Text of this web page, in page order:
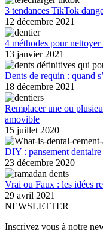
3 tendances TikTok
12 décembre 2021
4 méthodes pour
13 janvier 2021
Dents de requin : quand
18 décembre 2021
Remplacer une ou
amovible
15 juillet 2020
DIY : pansement dentaire
23 décembre 2020
Vrai ou Faux : les idées
29 avril 2021
NEWSLETTER
Inscrivez vous à notre